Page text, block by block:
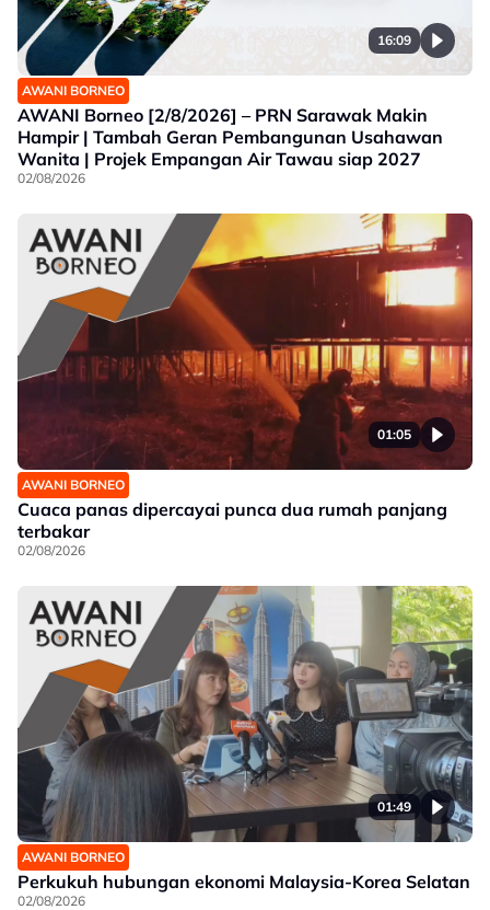
16:09
AWANI BORNEO
AWANI Borneo [2/8/2026] – PRN Sarawak Makin
Hampir | Tambah Geran Pembangunan Usahawan
Wanita | Projek Empangan Air Tawau siap 2027
02/08/2026
01:05
AWANI BORNEO
Cuaca panas dipercayai punca dua rumah panjang
terbakar
02/08/2026
01:49
AWANI BORNEO
Perkukuh hubungan ekonomi Malaysia-Korea Selatan
02/08/2026